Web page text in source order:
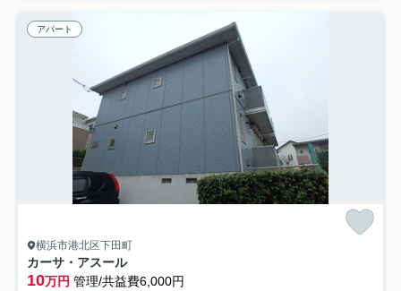
アパート
横浜市港北区下田町
カーサ・アスール
10万円 管理/共益費6,000円